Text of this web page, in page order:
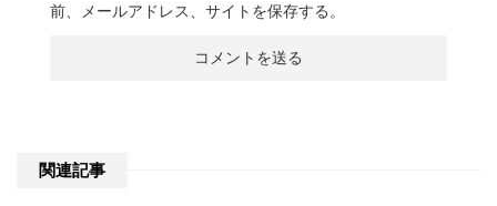
前、メールアドレス、サイトを保存する。
関連記事